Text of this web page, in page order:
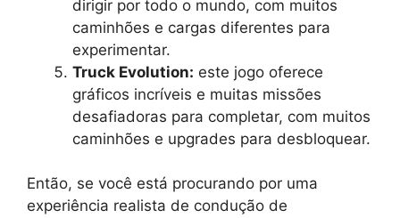
dirigir por todo o mundo, com muitos
caminhões e cargas diferentes para
experimentar.
Truck Evolution: este jogo oferece
gráficos incríveis e muitas missões
desafiadoras para completar, com muitos
caminhões e upgrades para desbloquear.
Então, se você está procurando por uma
experiência realista de condução de